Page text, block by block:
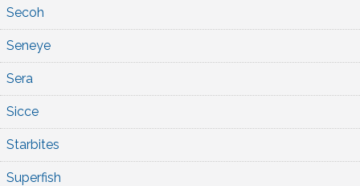
Secoh
Seneye
Sera
Sicce
Starbites
Superfish